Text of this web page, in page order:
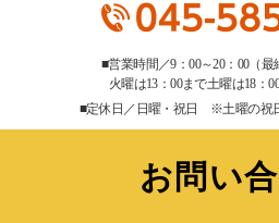
■営業時間／9：00～20：00（最
火曜は13：00まで土曜は18：
■定休日／日曜・祝日 ※土曜の祝
お問い